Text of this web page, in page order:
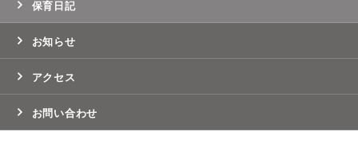
保育日記
お知らせ
アクセス
お問い合わせ